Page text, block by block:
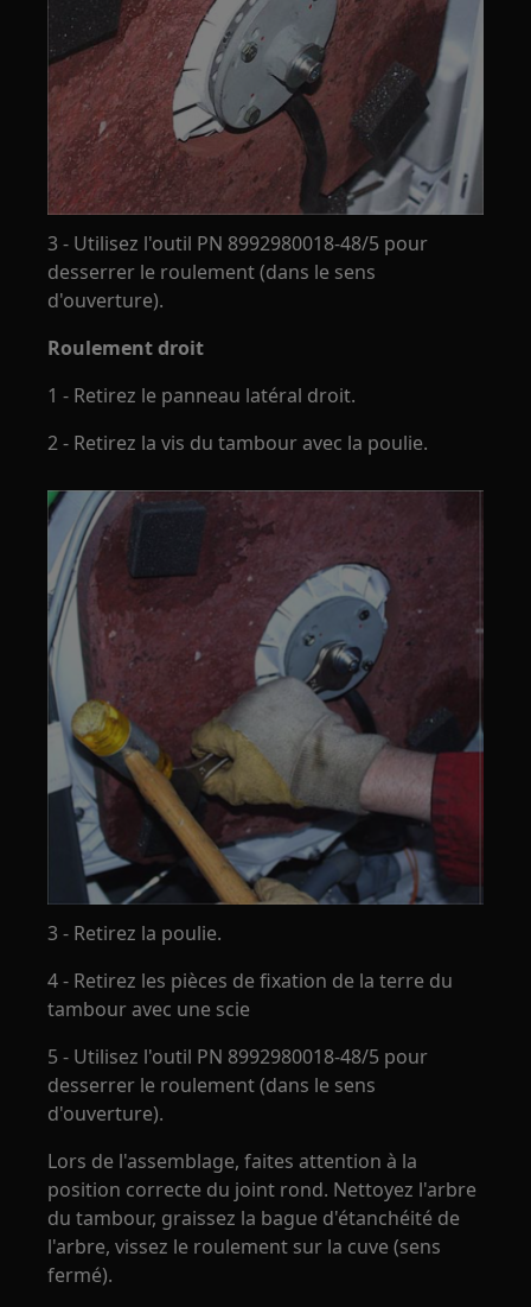
3 - Utilisez l'outil PN 8992980018-48/5 pour
desserrer le roulement (dans le sens
d'ouverture).
Roulement droit
1 - Retirez le panneau latéral droit.
2 - Retirez la vis du tambour avec la poulie.
3 - Retirez la poulie.
4 - Retirez les pièces de fixation de la terre du
tambour avec une scie
5 - Utilisez l'outil PN 8992980018-48/5 pour
desserrer le roulement (dans le sens
d'ouverture).
Lors de l'assemblage, faites attention à la
position correcte du joint rond. Nettoyez l'arbre
du tambour, graissez la bague d'étanchéité de
l'arbre, vissez le roulement sur la cuve (sens
fermé).